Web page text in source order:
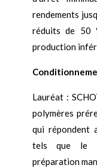
rendements
réduits de 50
production
Lauréat :
polymères
qui répondent
tels que le
préparation